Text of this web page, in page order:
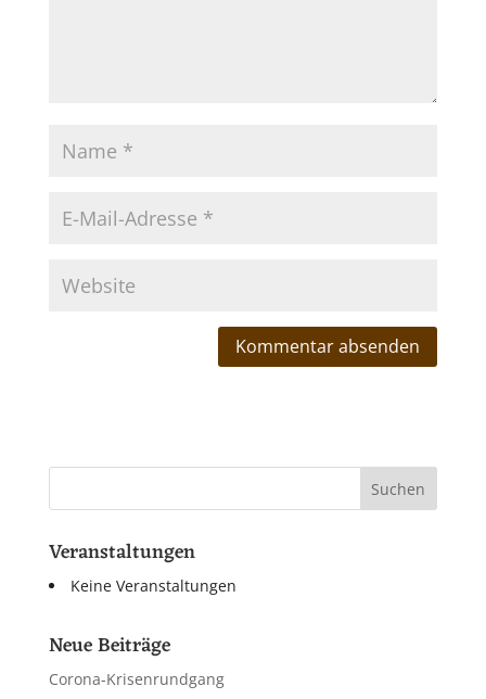
Veranstaltungen
Keine Veranstaltungen
Neue Beiträge
Corona-Krisenrundgang